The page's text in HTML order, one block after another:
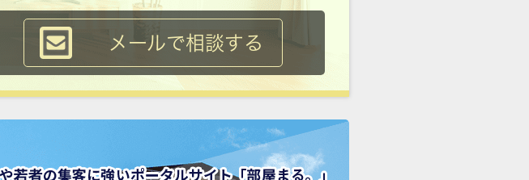
メールで相談する